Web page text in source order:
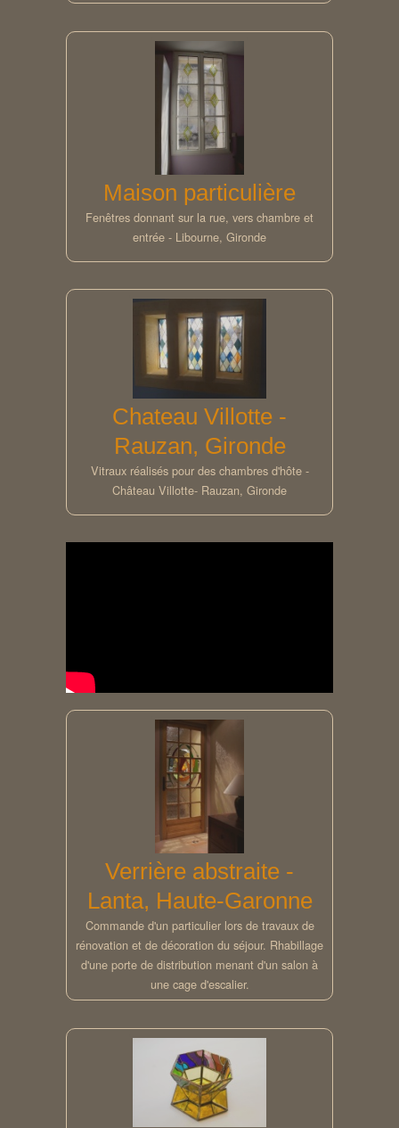
Maison particulière
Fenêtres donnant sur la rue, vers chambre et
entrée - Libourne, Gironde
Chateau Villotte -
Rauzan, Gironde
Vitraux réalisés pour des chambres d'hôte -
Château Villotte- Rauzan, Gironde
Verrière abstraite -
Lanta, Haute-Garonne
Commande d'un particulier lors de travaux de
rénovation et de décoration du séjour. Rhabillage
d'une porte de distribution menant d'un salon à
une cage d'escalier.